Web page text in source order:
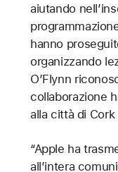
aiutando
hanno
organizzando
O’Flynn
collaborazione
alla città di
“Apple ha
all’intera